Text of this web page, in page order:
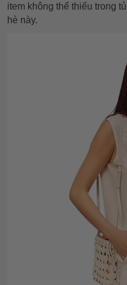
item không thể thiếu trong
hè này.